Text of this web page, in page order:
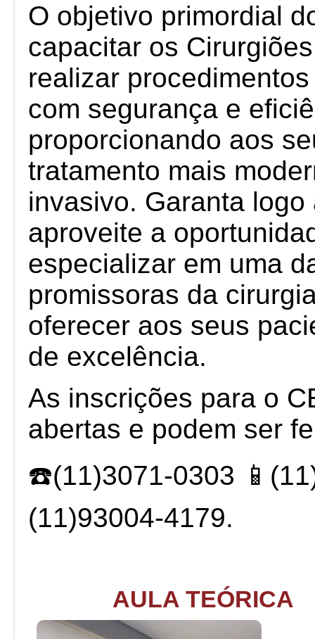
O objetivo primordial
capacitar os
realizar
com segurança e
proporcionando aos
tratamento mais
invasivo. Garanta
aproveite a
especializar em uma
promissoras da
oferecer aos seus
de excelência.
As inscrições para o
abertas e podem ser
☎️(11)3071-0303
(11)93004-4179.
AULA TEÓRICA